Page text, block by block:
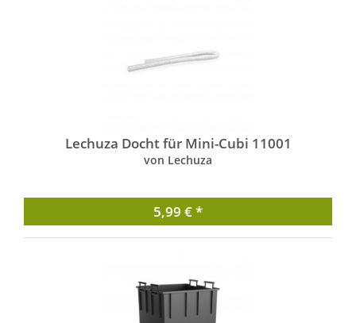
Lechuza Docht für Mini-Cubi 11001
von Lechuza
5,99 € *